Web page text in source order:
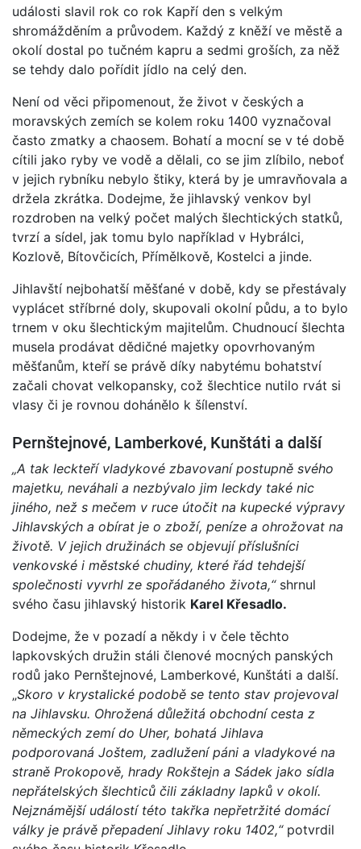
události slavil rok co rok Kapří den s velkým
shromážděním a průvodem. Každý z kněží ve městě a
okolí dostal po tučném kapru a sedmi groších, za něž
se tehdy dalo pořídit jídlo na celý den.
Není od věci připomenout, že život v českých a
moravských zemích se kolem roku 1400 vyznačoval
často zmatky a chaosem. Bohatí a mocní se v té době
cítili jako ryby ve vodě a dělali, co se jim zlíbilo, neboť
v jejich rybníku nebylo štiky, která by je umravňovala a
držela zkrátka. Dodejme, že jihlavský venkov byl
rozdroben na velký počet malých šlechtických statků,
tvrzí a sídel, jak tomu bylo například v Hybrálci,
Kozlově, Bítovčicích, Přímělkově, Kostelci a jinde.
Jihlavští nejbohatší měšťané v době, kdy se přestávaly
vyplácet stříbrné doly, skupovali okolní půdu, a to bylo
trnem v oku šlechtickým majitelům. Chudnoucí šlechta
musela prodávat dědičné majetky opovrhovaným
měšťanům, kteří se právě díky nabytému bohatství
začali chovat velkopansky, což šlechtice nutilo rvát si
vlasy či je rovnou dohánělo k šílenství.
Pernštejnové, Lamberkové, Kunštáti a další
„A tak leckteří vladykové zbavovaní postupně svého
majetku, neváhali a nezbývalo jim leckdy také nic
jiného, než s mečem v ruce útočit na kupecké výpravy
Jihlavských a obírat je o zboží, peníze a ohrožovat na
životě. V jejich družinách se objevují příslušníci
venkovské i městské chudiny, které řád tehdejší
společnosti vyvrhl ze spořádaného života,“shrnul
svého času jihlavský historik Karel Křesadlo.
Dodejme, že v pozadí a někdy i v čele těchto
lapkovských družin stáli členové mocných panských
rodů jako Pernštejnové, Lamberkové, Kunštáti a další.
„Skoro v krystalické podobě se tento stav projevoval
na Jihlavsku. Ohrožená důležitá obchodní cesta z
německých zemí do Uher, bohatá Jihlava
podporovaná Joštem, zadlužení páni a vladykové na
straně Prokopově, hrady Rokštejn a Sádek jako sídla
nepřátelských šlechticů čili základny lapků v okolí.
Nejznámější událostí této takřka nepřetržité domácí
války je právě přepadení Jihlavy roku 1402,“potvrdil